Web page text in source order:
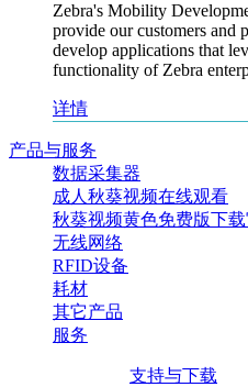
Zebra's Mobility
provide our customers and
develop applications that
functionality of Zebra
详情
产品与服务
数据采集器
成人秋葵视频在线观看
秋葵视频黄色免费版下载
无线网络
RFID设备
耗材
其它产品
服务
支持与下载